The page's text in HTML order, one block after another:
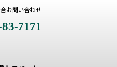
7171
お問い合わせ